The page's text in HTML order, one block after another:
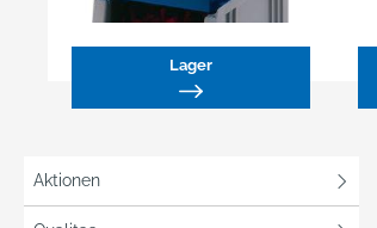
Lager
Aktionen